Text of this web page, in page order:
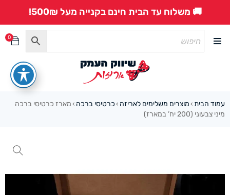
🚚 משלוח עד הבית חינם בקנייה מעל 500₪!
0
עמוד הבית › מוצרים משלימים לאריזה › כרטיסי ברכה › מארז כרטיסי ברכה
מיני צבעוני (200 יח’ במארז)